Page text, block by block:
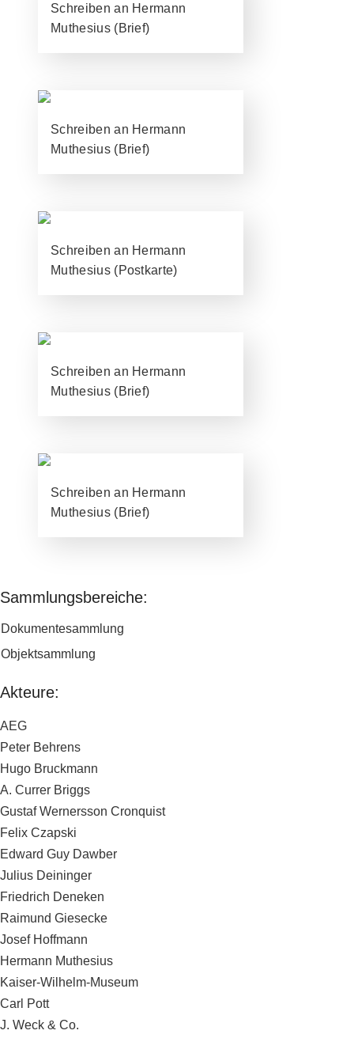
Schreiben an Hermann
Muthesius (Brief)
Schreiben an Hermann
Muthesius (Brief)
Schreiben an Hermann
Muthesius (Postkarte)
Schreiben an Hermann
Muthesius (Brief)
Schreiben an Hermann
Muthesius (Brief)
Seiten
Sammlungsbereiche:
Dokumentesammlung
Objektsammlung
Akteure:
AEG
Peter Behrens
Hugo Bruckmann
A. Currer Briggs
Gustaf Wernersson Cronquist
Felix Czapski
Edward Guy Dawber
Julius Deininger
Friedrich Deneken
Raimund Giesecke
Josef Hoffmann
Hermann Muthesius
Kaiser-Wilhelm-Museum
Carl Pott
J. Weck & Co.